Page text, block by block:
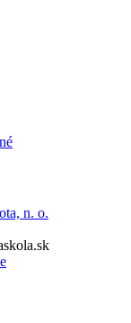
n. o.